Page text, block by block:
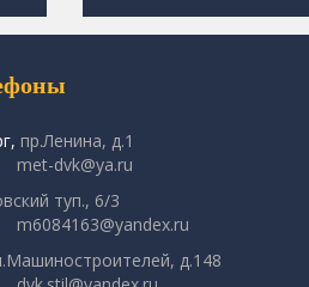
пр.Ленина, д.1
met-dvk@ya.ru
туп., 6/3
m6084163@yandex.ru
д.148